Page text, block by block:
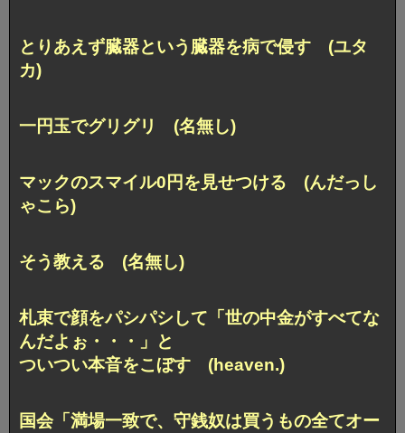
とりあえず臓器という臓器を病で侵す (ユタ
カ)
一円玉でグリグリ (名無し)
マックのスマイル0円を見せつける (んだっし
ゃこら)
そう教える (名無し)
札束で顔をパシパシして「世の中金がすべてな
んだよぉ・・・」と
ついつい本音をこぼす (heaven.)
国会「満場一致で、守銭奴は買うもの全てオー